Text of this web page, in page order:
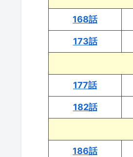
168話
173話
177話
182話
186話